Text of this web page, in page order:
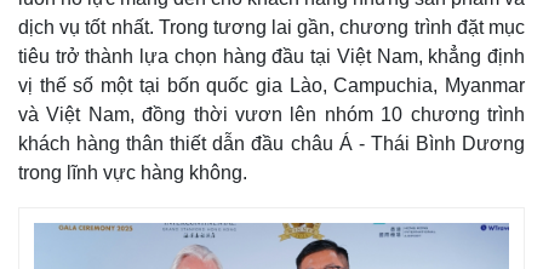
dịch vụ tốt nhất. Trong tương lai gần, chương trình đặt mục
tiêu trở thành lựa chọn hàng đầu tại Việt Nam, khẳng định
vị thế số một tại bốn quốc gia Lào, Campuchia, Myanmar
và Việt Nam, đồng thời vươn lên nhóm 10 chương trình
khách hàng thân thiết dẫn đầu châu Á - Thái Bình Dương
trong lĩnh vực hàng không.